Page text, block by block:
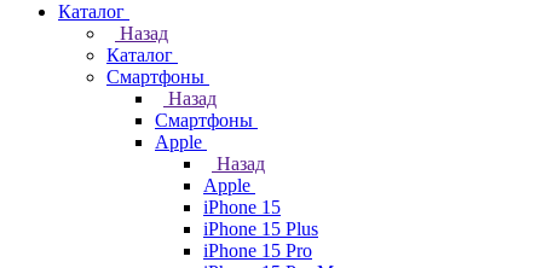
Каталог
Назад
Каталог
Смартфоны
Назад
Смартфоны
Apple
Назад
Apple
iPhone 15
iPhone 15 Plus
iPhone 15 Pro